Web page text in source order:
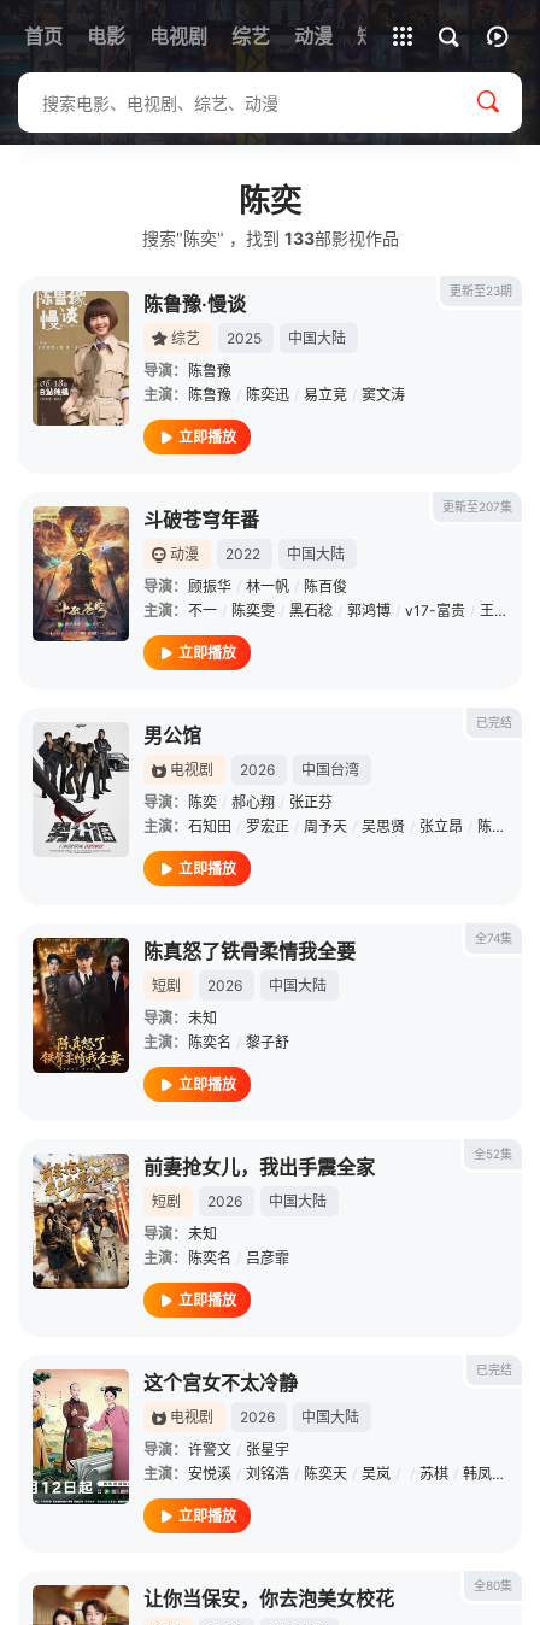
首页 电影 电视剧 综艺 动漫 短剧
全部影片
陈奕
搜索"陈奕" ，找到 133部影视作品
更新至23期
陈鲁豫·慢谈
综艺 2025
中国大陆
导演：
陈鲁豫
主演：
陈鲁豫 / 陈奕迅 / 易立竞 / 窦文涛
立即播放
更新至207集
斗破苍穹年番
动漫 2022
中国大陆
导演： 顾振华 / 林一帆 / 陈百俊
主演： 不一 / 陈奕雯 / 黑石稔 / 郭鸿博 / v17-富贵 / 王宇航
立即播放
已完结
男公馆
电视剧 2026
中国台湾
导演：
陈奕 / 郝心翔 / 张正芬
主演： 石知田 / 罗宏正 / 周予天 / 吴思贤 / 张立昂 / 陈奕
立即播放
全74集
陈真怒了铁骨柔情我全要
短剧 2026
中国大陆
导演： 未知
主演：
陈奕名 / 黎子舒
立即播放
全52集
前妻抢女儿，我出手震全家
短剧 2026
中国大陆
导演： 未知
主演：
陈奕名 / 吕彦霏
立即播放
已完结
这个宫女不太冷静
电视剧 2026
中国大陆
导演： 许警文 / 张星宇
主演： 安悦溪 / 刘铭浩 / 陈奕天 / 吴岚 / / 苏棋 / 韩凤儿
立即播放
全80集
让你当保安，你去泡美女校花